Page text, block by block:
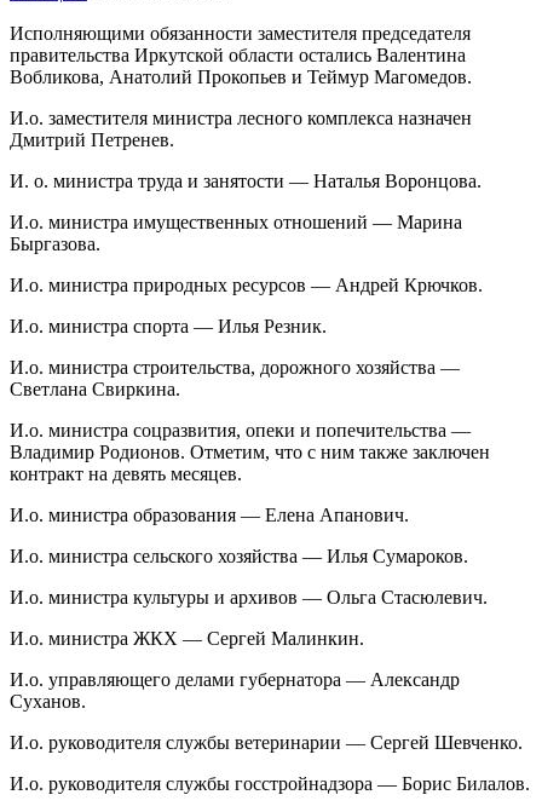
Исполняющими обязанности заместителя председателя
правительства Иркутской области остались Валентина
Вобликова, Анатолий Прокопьев и Теймур Магомедов.
И.о. заместителя министра лесного комплекса назначен
Дмитрий Петренев.
И. о. министра труда и занятости — Наталья Воронцова.
И.о. министра имущественных отношений — Марина
Быргазова.
И.о. министра природных ресурсов — Андрей Крючков.
И.о. министра спорта — Илья Резник.
И.о. министра строительства, дорожного хозяйства —
Светлана Свиркина.
И.о. министра соцразвития, опеки и попечительства —
Владимир Родионов. Отметим, что с ним также заключен
контракт на девять месяцев.
И.о. министра образования — Елена Апанович.
И.о. министра сельского хозяйства — Илья Сумароков.
И.о. министра культуры и архивов — Ольга Стасюлевич.
И.о. министра ЖКХ — Сергей Малинкин.
И.о. управляющего делами губернатора — Александр
Суханов.
И.о. руководителя службы ветеринарии — Сергей Шевченко.
И.о. руководителя службы госстройнадзора — Борис Билалов.